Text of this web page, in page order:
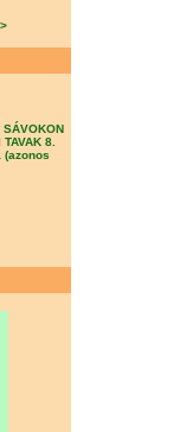
SÁVOKON
8.
(azonos